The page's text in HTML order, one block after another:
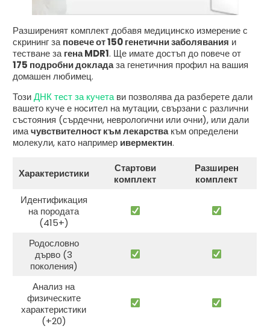
Разширеният комплект добавя медицинско измерение с
скрининг заповече от 150 генетични заболявания и
тестване загена MDR1. Ще имате достъп до повече от
175 подробни докладаза генетичния профил на вашия
домашен любимец.
ТозиДНК тест за кучетави позволява да разберете дали
вашето куче е носител на мутации, свързани с различни
състояния (сърдечни, неврологични или очни), или дали
имачувствителност към лекарствакъм определени
молекули, като например ивермектин.
Характеристики
Стартови
комплект
Разширен
комплект
Идентификация
на породата
(415+)
Родословно
дърво (3
поколения)
Анализ на
физическите
характеристики
(+20)